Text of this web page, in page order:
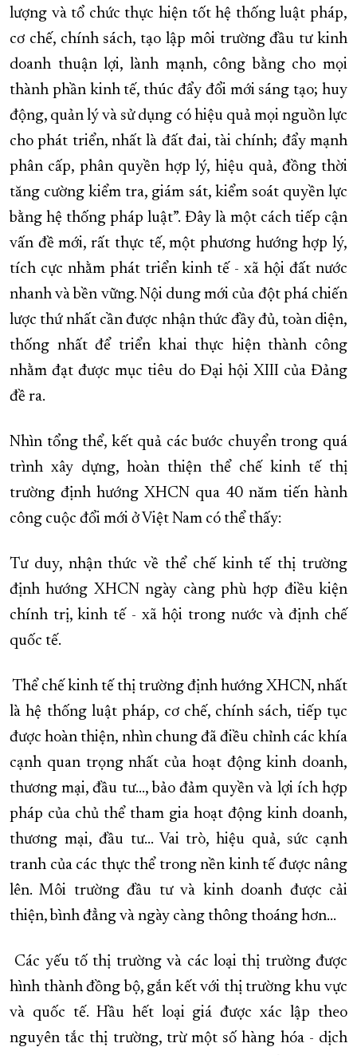
lượng và tổ chức thực hiện tốt hệ thống luật pháp,
cơ chế, chính sách, tạo lập môi trường đầu tư kinh
doanh thuận lợi, lành mạnh, công bằng cho mọi
thành phần kinh tế, thúc đẩy đổi mới sáng tạo; huy
động, quản lý và sử dụng có hiệu quả mọi nguồn lực
cho phát triển, nhất là đất đai, tài chính; đẩy mạnh
phân cấp, phân quyền hợp lý, hiệu quả, đồng thời
tăng cường kiểm tra, giám sát, kiểm soát quyền lực
bằng hệ thống pháp luật”. Đây là một cách tiếp cận
vấn đề mới, rất thực tế, một phương hướng hợp lý,
tích cực nhằm phát triển kinh tế - xã hội đất nước
nhanh và bền vững. Nội dung mới của đột phá chiến
lược thứ nhất cần được nhận thức đầy đủ, toàn diện,
thống nhất để triển khai thực hiện thành công
nhằm đạt được mục tiêu do Đại hội XIII của Đảng
đề ra.
Nhìn tổng thể, kết quả các bước chuyển trong quá
trình xây dựng, hoàn thiện thể chế kinh tế thị
trường định hướng XHCN qua 40 năm tiến hành
công cuộc đổi mới ở Việt Nam có thể thấy:
Tư duy, nhận thức về thể chế kinh tế thị trường
định hướng XHCN ngày càng phù hợp điều kiện
chính trị, kinh tế - xã hội trong nước và định chế
quốc tế.
Thể chế kinh tế thị trường định hướng XHCN, nhất
là hệ thống luật pháp, cơ chế, chính sách, tiếp tục
được hoàn thiện, nhìn chung đã điều chỉnh các khía
cạnh quan trọng nhất của hoạt động kinh doanh,
thương mại, đầu tư..., bảo đảm quyền và lợi ích hợp
pháp của chủ thể tham gia hoạt động kinh doanh,
thương mại, đầu tư... Vai trò, hiệu quả, sức cạnh
tranh của các thực thể trong nền kinh tế được nâng
lên. Môi trường đầu tư và kinh doanh được cải
thiện, bình đẳng và ngày càng thông thoáng hơn...
Các yếu tố thị trường và các loại thị trường được
hình thành đồng bộ, gắn kết với thị trường khu vực
và quốc tế. Hầu hết loại giá được xác lập theo
nguyên tắc thị trường, trừ một số hàng hóa - dịch